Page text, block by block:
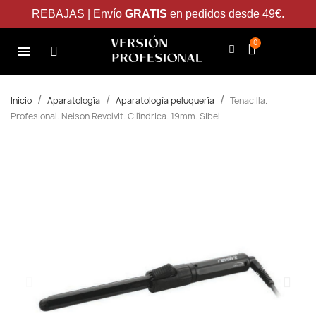
REBAJAS | Envío GRATIS en pedidos desde 49€.
Inicio Aparatología Aparatología peluquería
Tenacilla.
Profesional. Nelson Revolvit. Cilíndrica. 19mm. Sibel